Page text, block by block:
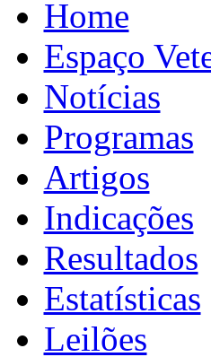
Home
Espaço
Notícias
Programas
Artigos
Indicações
Resultados
Estatísticas
Leilões